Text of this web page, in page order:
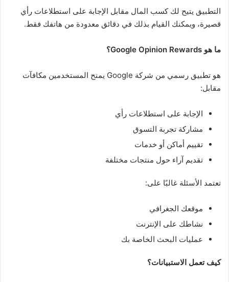
التطبيق يتيح لك كسب المال مقابل الإجابة على استطلاعات رأي
قصيرة، ويمكنك القيام بذلك في دقائق معدودة من هاتفك فقط.
ما هو Google Opinion Rewards؟
هو تطبيق رسمي من شركة Google يمنح المستخدمين مكافآت
مقابل:
الإجابة على استطلاعات رأي
مشاركة تجربة التسوق
تقييم أماكن أو خدمات
تقديم آراء حول منتجات مختلفة
تعتمد الأسئلة غالبًا على:
موقعك الجغرافي
نشاطك على الإنترنت
عمليات البحث الخاصة بك
كيف تعمل الاستبيانات؟